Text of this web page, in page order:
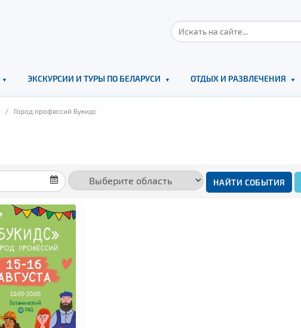
ЭКСКУРСИИ И ТУРЫ ПО БЕЛАРУСИ ОТДЫХ И РАЗВЛЕЧЕНИЯ
/ Город профессий Букидс
НАЙТИ СОБЫТИЯ